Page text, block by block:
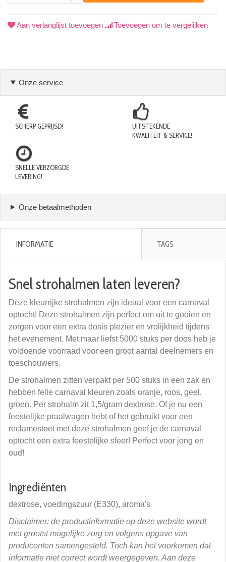
Aan verlanglijst toevoegen Toevoegen om te vergelijken
Onze service
SCHERP GEPRIJSD!
UITSTEKENDE
KWALITEIT & SERVICE!
SNELLE VERZORGDE
LEVERING!
Onze betaalmethoden
INFORMATIE TAGS
Snel strohalmen laten leveren?
Deze kleurrijke strohalmen zijn ideaal voor een carnaval
optocht! Deze strohalmen zijn perfect om uit te gooien en
zorgen voor een extra dosis plezier en vrolijkheid tijdens
het evenement. Met maar liefst 5000 stuks per doos heb je
voldoende voorraad voor een groot aantal deelnemers en
toeschouwers.
De strohalmen zitten verpakt per 500 stuks in een zak en
hebben felle carnaval kleuren zoals oranje, roos, geel,
groen. Per strohalm zit 1,5/gram dextrose. Of je nu een
feestelijke praalwagen hebt of het gebruikt voor een
reclamestoet met deze strohalmen geef je de carnaval
optocht een extra feestelijke sfeer! Perfect voor jong en
oud!
Ingrediënten
dextrose, voedingszuur (E330), aroma's
Disclaimer: de productinformatie op deze website wordt
met grootst mogelijke zorg en volgens opgave van
producenten samengesteld. Toch kan het voorkomen dat
informatie niet correct wordt weergegeven. Aan deze